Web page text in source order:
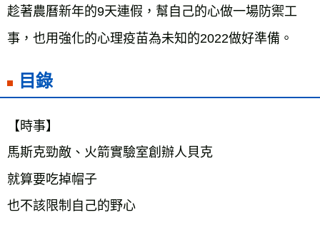
趁著農曆新年的9天連假，幫自己的心做一場防禦工
事，也用強化的心理疫苗為未知的2022做好準備。
目錄
【時事】
馬斯克勁敵、火箭實驗室創辦人貝克
就算要吃掉帽子
也不該限制自己的野心